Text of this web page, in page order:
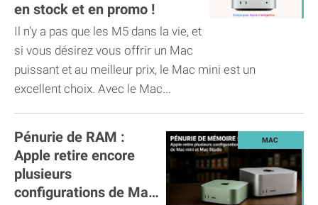
en stock et en promo !
Il n'y a pas que les M5 dans la vie, et
si vous désirez vous offrir un Mac
puissant et au meilleur prix, le Mac mini est un
excellent choix. Avec le Mac...
Pénurie de RAM :
Apple retire encore
plusieurs
configurations de Mac